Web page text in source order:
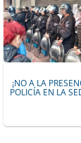
¡NO A LA
POLICÍA EN LA